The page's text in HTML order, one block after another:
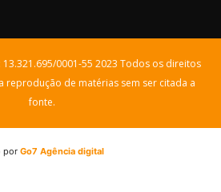
13.321.695/0001-55 2023 Todos os direitos
reprodução de matérias sem ser citada a
fonte.
porGo7 Agência digital